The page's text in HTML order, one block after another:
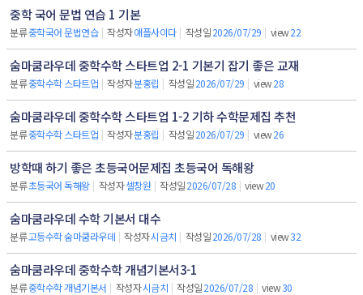
중학 국어 문법 연습 1 기본
분류중학국어 문법연습 | 작성자애플사이다 | 작성일2026/07/29 | view22
숨마쿰라우데 중학수학 스타트업 2-1 기본기 잡기 좋은 교재
분류중학수학 스타트업 | 작성자분홍립 | 작성일2026/07/29 | view28
숨마쿰라우데 중학수학 스타트업 1-2 기하 수학문제집 추천
분류중학수학 스타트업 | 작성자분홍립 | 작성일2026/07/29 | view26
방학때 하기 좋은 초등국어문제집 초등국어 독해왕
분류초등국어 독해왕 | 작성자셀창원 | 작성일2026/07/28 | view20
숨마쿰라우데 수학 기본서 대수
분류고등수학 숨마쿰라우데 | 작성자시금치 | 작성일2026/07/28 | view32
숨마쿰라우데 중학수학 개념기본서3-1
분류중학수학 개념기본서 | 작성자시금치 | 작성일2026/07/28 | view30